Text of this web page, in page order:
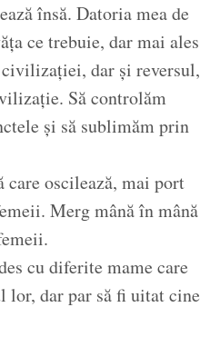
însă. Datoria mea de
ce trebuie, dar mai ales
dar și reversul,
Să controlăm
și să sublimăm prin
care oscilează, mai port
Merg mână în mână
cu diferite mame care
lor, dar par să fi uitat cine